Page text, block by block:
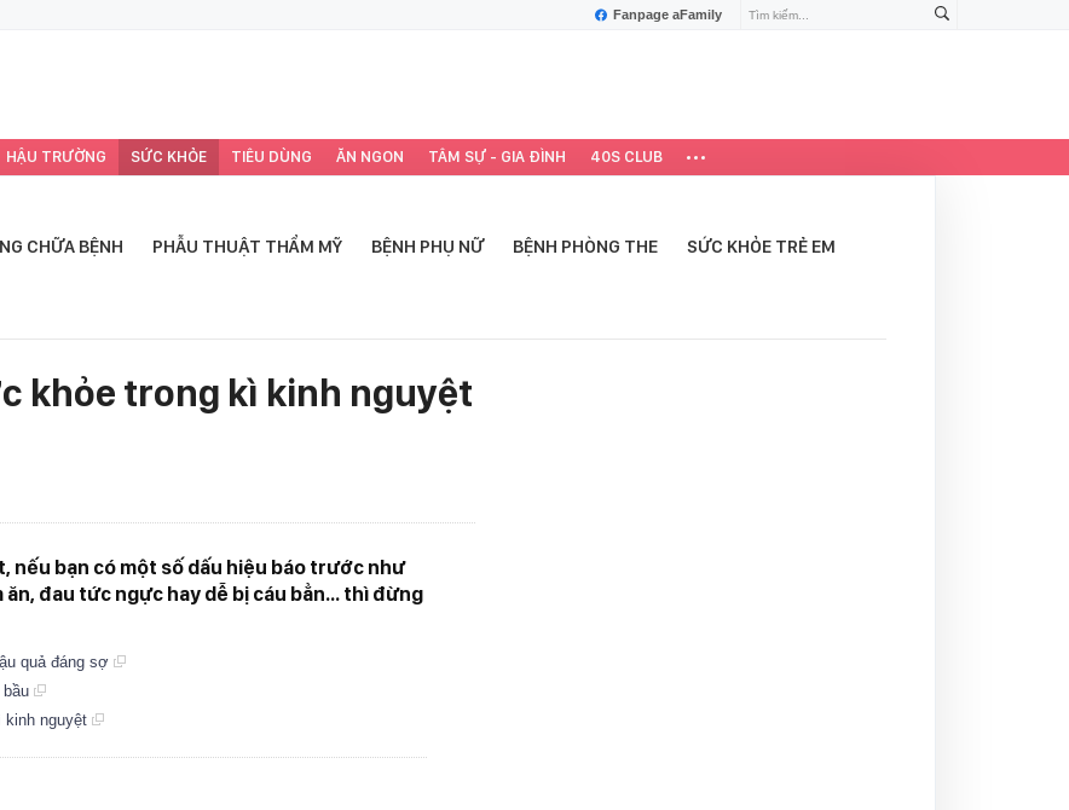
Fanpage aFamily
HẬU TRƯỜNG SỨC KHỎE TIÊU DÙNG ĂN NGON TÂM SỰ - GIA ĐÌNH 40S CLUB
CHỮA BỆNH PHẪU THUẬT THẨM MỸ BỆNH PHỤ NỮ BỆNH PHÒNG THE SỨC KHỎE TRẺ EM
khỏe trong kì kinh nguyệt
nếu bạn có một số dấu hiệu báo trước như
đau tức ngực hay dễ bị cáu bẳn... thì đừng
quả đáng sợ
kinh nguyệt